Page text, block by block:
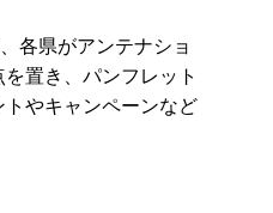
各県がアンテナショ
置き、パンフレット
やキャンペーンなど